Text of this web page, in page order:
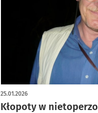
Kłopoty w
25.01.2026